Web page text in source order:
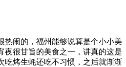
热闹的，福州能够说算是个小小美
夜很甘旨的美食之一，讲真的这是
吃烤生蚝还吃不习惯，之后就渐渐